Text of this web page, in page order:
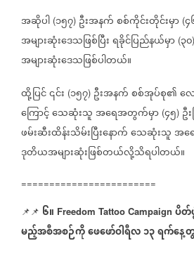
အဆိုပါ (၁၅၇) ဦးအနက်စစ်ကိုင်းတိုင်းမှာ (
အများဆုံးဒေသဖြစ်ပြီးရခိုင်ပြည်နယ်မှာ (၃၀)
အများဆုံးဒေသဖြစ်ပါတယ်။
ထို့ပြင်၎င်း (၁၅၇) ဦးအနက်စစ်အုပ်စု၏လ
ကြောင့်သေဆုံးသူအရေအတွက်မှာ (၄၅) ဦ
ဖမ်းဆီးထိန်းသိမ်းပြီးနောက်သေဆုံးသူအရ
ဒုတိယအများဆုံးဖြစ်တယ်လို့သိရပါတယ်။
========================
📌📌 ၆။ Freedom Tattoo Campaign ပိတ်
မည့်အစီအစဉ်ကိုဖေဖော်ဝါရီလ၁၃ရက်နေ့